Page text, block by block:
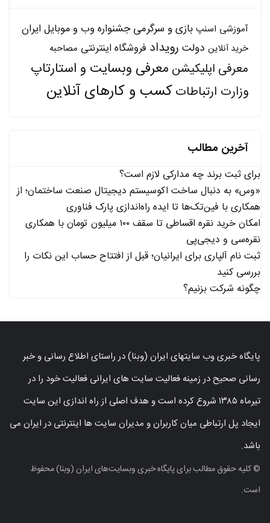
آموزشی اسنپ بازی و سرگرمی جشنواره وب و موبایل ایران
خرید آنلاین دولت رویداد فروشگاه اینترنتی مصاحبه
معرفی اپلیکیشن معرفی وبسایت و استارتاپ
وزارت ارتباطاتکسب و کارهای آنلاین
آخرین مطالب
برای ثبت برند چه مدارکی لازم است؟
«وس» به دنبال ساخت اکوسیستم دیجیتال صنعت ساختمان؛ از
همکاری با فین‌تک‌ها تا ایده راه‌اندازی پارک فناوری
امکان خرید نقره اقساطی تا سقف ۱۰۰ میلیون تومان با همکاری
نقره‌سی و دیجی‌پی
ثبت نام آلپاری برای ایرانیان؛ قبل از افتتاح حساب این نکات را
بررسی کنید
چگونه شرکت بزنیم؟
پایگاه خبری وب سایتهای ایران (وبنا) در راستای اطلاع رسانی و خبر
رسانی صحیح در زمینه فعالیت سایت های ایرانی فعالیت خود را در
تیرماه ۱۳۸۵ شروع کرده است و هدف اصلی از راه اندازی این سایت
ایجاد پل ارتباطی میان کاربران و مدیران سایت ها اینترنتی در ایران می
باشد.
© کلیه حقوق مطالب برای پایگاه خبری وبسایت‌های ایران (وبنا) محفوظ
است.